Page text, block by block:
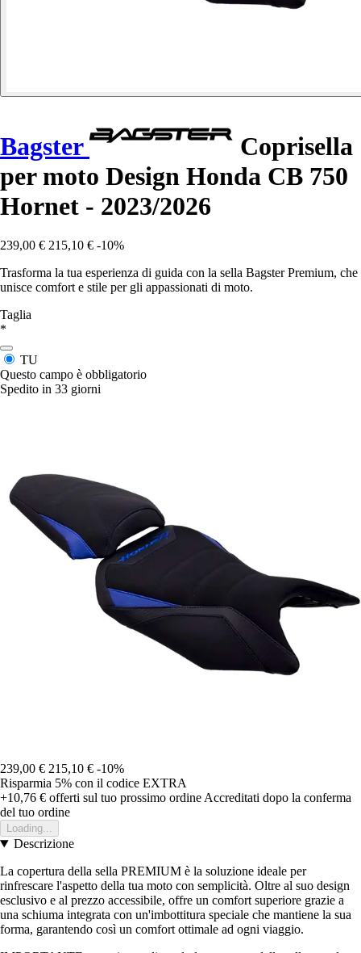
Bagster
Coprisella
per moto Design Honda CB 750
Hornet - 2023/2026
239,00 € 215,10 € -10%
Trasforma la tua esperienza di guida con la sella Bagster Premium, che
unisce comfort e stile per gli appassionati di moto.
Taglia
*
TU
Questo campo è obbligatorio
Spedito in 33 giorni
239,00 € 215,10 € -10%
Risparmia 5% con il codice EXTRA
+10,76 € offerti sul tuo prossimo ordine Accreditati dopo la conferma
del tuo ordine
Loading...
Descrizione
La copertura della sella PREMIUM è la soluzione ideale per
rinfrescare l'aspetto della tua moto con semplicità. Oltre al suo design
esclusivo e al prezzo accessibile, offre un comfort superiore grazie a
una schiuma integrata con un'imbottitura speciale che mantiene la sua
forma, garantendo così un comfort ottimale ad ogni viaggio.